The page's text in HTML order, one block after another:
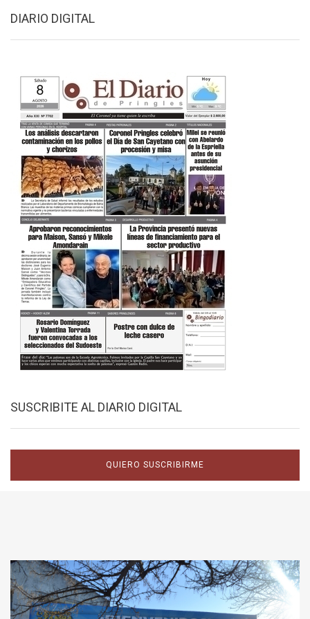
DIARIO DIGITAL
SUSCRIBITE AL DIARIO DIGITAL
QUIERO SUSCRIBIRME